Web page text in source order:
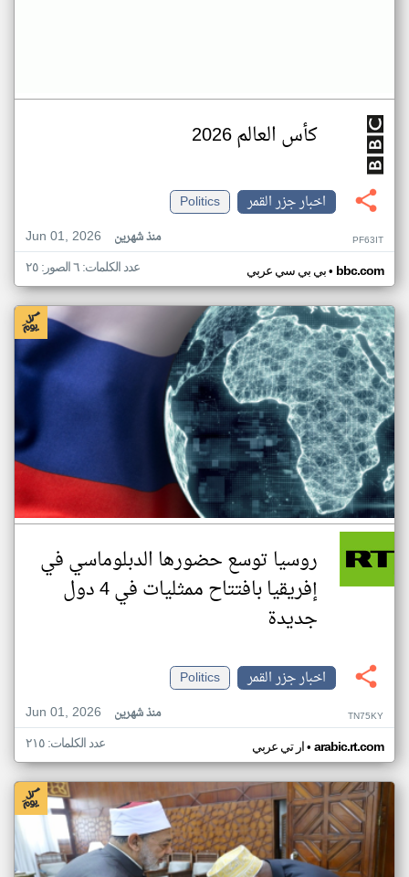
كأس العالم 2026
اخبار جزر القمر
Politics
Jun 01, 2026
منذ شهرين PF63IT
بي بي سي عربي• bbc.com عدد الكلمات: ٦ الصور: ٢٥
روسيا توسع حضورها الدبلوماسي في
إفريقيا بافتتاح ممثليات في 4 دول
جديدة
اخبار جزر القمر
Politics
Jun 01, 2026
منذ شهرين TN75KY
ار تي عربي• arabic.rt.com عدد الكلمات: ٢١٥